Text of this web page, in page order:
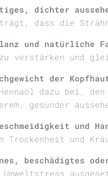
dichter
dass die
und natürliche
verstärken und
der Kopfhaut
dazu bei,
gesünder
und
Trockenheit und
beschädigtes